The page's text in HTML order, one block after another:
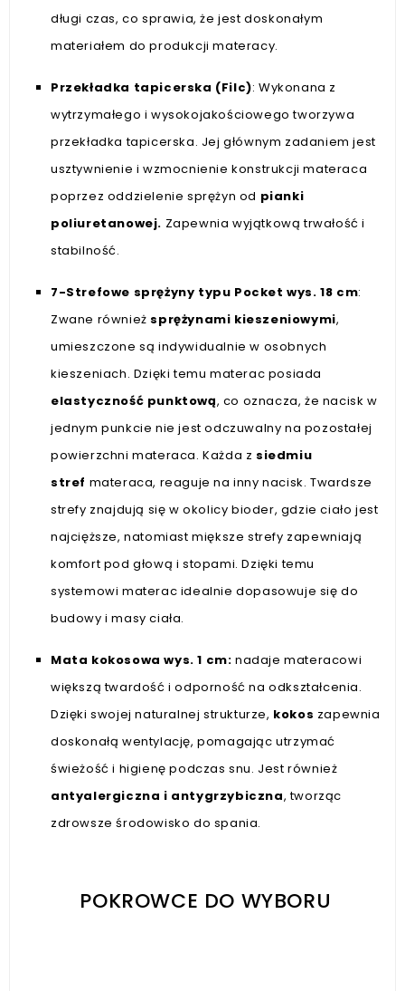
długi czas, co sprawia, że jest doskonałym
materiałem do produkcji materacy.
Przekładka tapicerska (Filc): Wykonana z
wytrzymałego i wysokojakościowego tworzywa
przekładka tapicerska. Jej głównym zadaniem jest
usztywnienie i wzmocnienie konstrukcji materaca
poprzez oddzielenie sprężyn od pianki
poliuretanowej. Zapewnia wyjątkową trwałość i
stabilność.
7-Strefowe sprężyny typu Pocket wys. 18 cm:
Zwane również sprężynami kieszeniowymi,
umieszczone są indywidualnie w osobnych
kieszeniach. Dzięki temu materac posiada
elastyczność punktową, co oznacza, że nacisk w
jednym punkcie nie jest odczuwalny na pozostałej
powierzchni materaca. Każda z siedmiu
stref materaca, reaguje na inny nacisk. Twardsze
strefy znajdują się w okolicy bioder, gdzie ciało jest
najcięższe, natomiast miększe strefy zapewniają
komfort pod głową i stopami. Dzięki temu
systemowi materac idealnie dopasowuje się do
budowy i masy ciała.
Mata kokosowa wys. 1 cm: nadaje materacowi
większą twardość i odporność na odkształcenia.
Dzięki swojej naturalnej strukturze, kokos zapewnia
doskonałą wentylację, pomagając utrzymać
świeżość i higienę podczas snu. Jest również
antyalergiczna i antygrzybiczna, tworząc
zdrowsze środowisko do spania.
POKROWCE DO WYBORU